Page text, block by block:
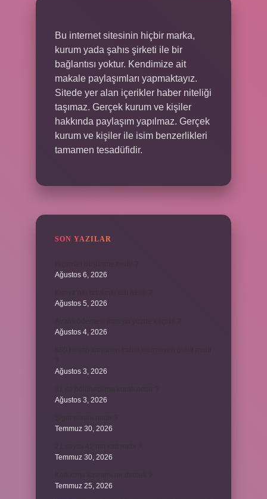
Bu internet sitesinin hiçbir marka,
kurum yada şahıs şirketi ile bir
bağlantısı yoktur. Kendimize ait
makale paylaşımları yapmaktayız.
Sitede yer alan içerikler haber niteliği
taşımaz. Gerçek kurum ve kişiler
hakkında paylaşım yapılmaz. Gerçek
kurum ve kişiler ile isim benzerlikleri
tamamen tesadüfidir.
SON YAZILAR
Ağustos 6, 2026
Ağustos 5, 2026
Ağustos 4, 2026
Ağustos 3, 2026
Ağustos 3, 2026
Temmuz 30, 2026
Temmuz 30, 2026
Temmuz 25, 2026